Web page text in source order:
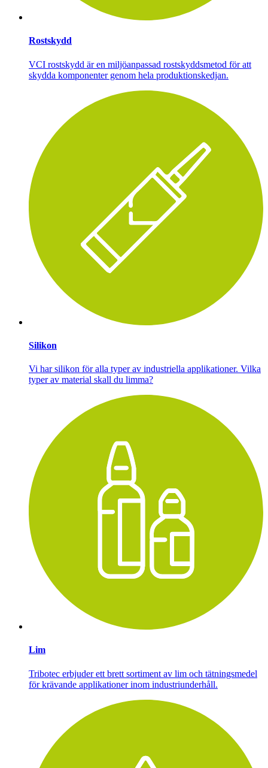
Rostskydd
VCI rostskydd är en miljöanpassad rostskyddsmetod för att
skydda komponenter genom hela produktionskedjan.
Silikon
Vi har silikon för alla typer av industriella applikationer. Vilka
typer av material skall du limma?
Lim
Tribotec erbjuder ett brett sortiment av lim och tätningsmedel
för krävande applikationer inom industriunderhåll.